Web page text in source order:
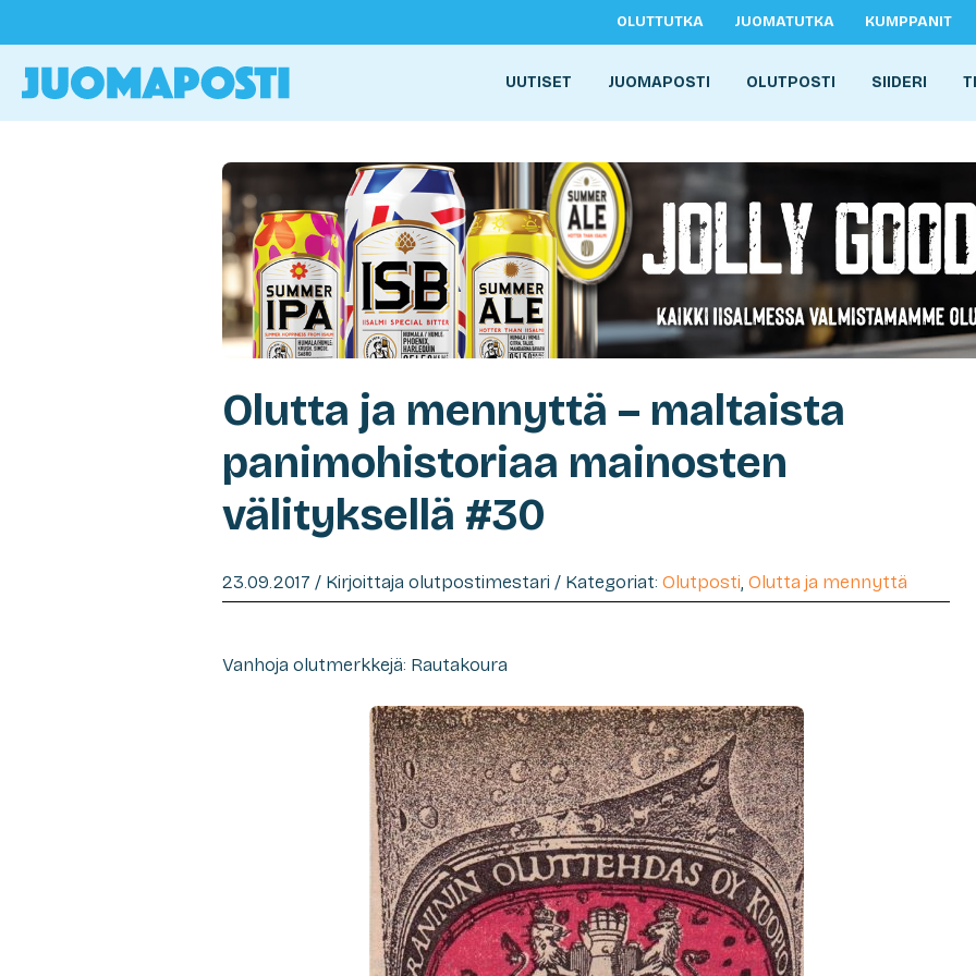
OLUTTUTKA JUOMATUTKA KUMPPANIT
UUTISET JUOMAPOSTI OLUTPOSTI SIIDERI
Olutta ja mennyttä – maltaista
panimohistoriaa mainosten
välityksellä #30
23.09.2017 / Kirjoittaja olutpostimestari / Kategoriat: Olutposti, Olutta ja mennyttä
Vanhoja olutmerkkejä: Rautakoura